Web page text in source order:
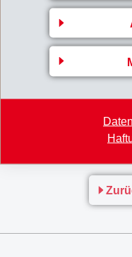
Netto-Liquidität
(696) zu. Das
Mio. (31.12.2019:
Eigenkapitalquote
MM